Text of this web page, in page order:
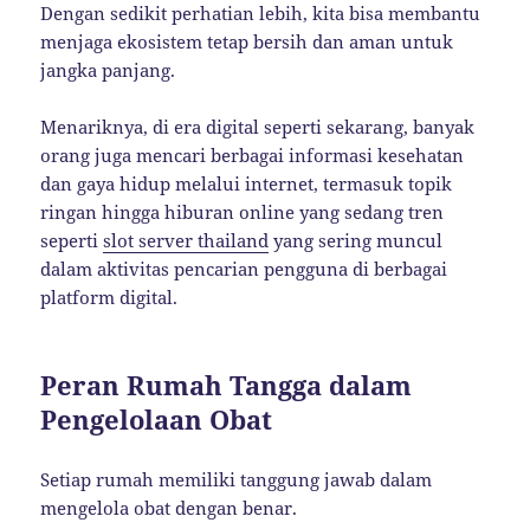
Dengan sedikit perhatian lebih, kita bisa membantu
menjaga ekosistem tetap bersih dan aman untuk
jangka panjang.
Menariknya, di era digital seperti sekarang, banyak
orang juga mencari berbagai informasi kesehatan
dan gaya hidup melalui internet, termasuk topik
ringan hingga hiburan online yang sedang tren
sepertislot server thailand yang sering muncul
dalam aktivitas pencarian pengguna di berbagai
platform digital.
Peran Rumah Tangga dalam
Pengelolaan Obat
Setiap rumah memiliki tanggung jawab dalam
mengelola obat dengan benar.